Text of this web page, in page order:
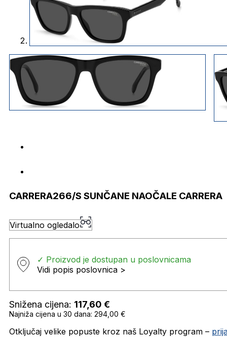
CARRERA266/S SUNČANE NAOČALE CARRERA
Virtualno ogledalo
✓ Proizvod je dostupan u poslovnicama
Vidi popis poslovnica >
Snižena cijena: 117,60 €
Najniža cijena u 30 dana: 294,00 €
Otključaj velike popuste kroz naš Loyalty program –